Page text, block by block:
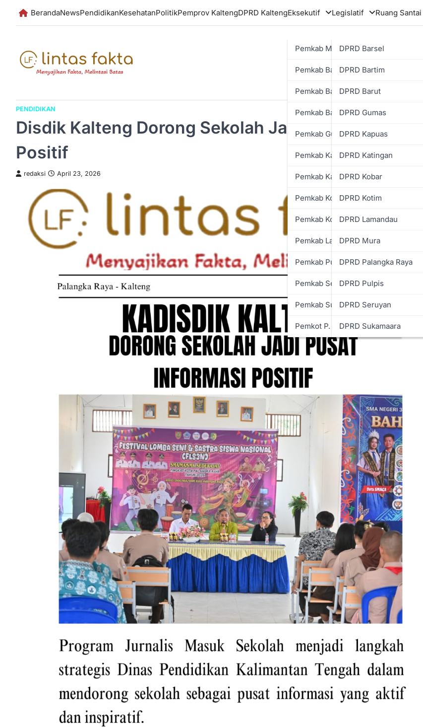
BerandaNewsPendidikanKesehatanPolitikPemprov KaltengDPRD KaltengEksekutif
Pemkab Murung Raya
Pemkab Barsel
Pemkab Bartim
Pemkab Barut
Pemkab Gumas
Pemkab Kapuas
Pemkab Katingan
Pemkab Kobar
Pemkab Kotim
Pemkab Lamandau
Pemkab Pulpis
Pemkab Seruyan
Pemkab Sukamara
Pemkot P. Raya
Legislatif
DPRD Barsel
DPRD Bartim
DPRD Barut
DPRD Gumas
DPRD Kapuas
DPRD Katingan
DPRD Kobar
DPRD Kotim
DPRD Lamandau
DPRD Mura
DPRD Palangka Raya
DPRD Pulpis
DPRD Seruyan
DPRD Sukamaara
Ruang Santai
PENDIDIKAN
Disdik Kalteng Dorong Sekolah Jadi Pusat Informasi
Positif
redaksi April 23, 2026